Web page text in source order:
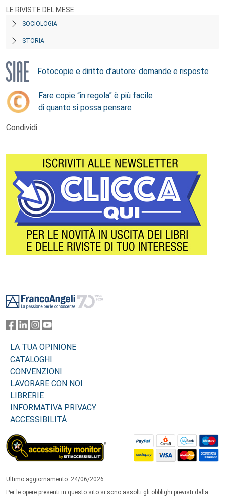
LE RIVISTE DEL MESE
SOCIOLOGIA
STORIA
Fotocopie e diritto d’autore: domande e risposte
Fare copie “in regola” è più facile
di quanto si possa pensare
Condividi :
LA TUA OPINIONE
CATALOGHI
CONVENZIONI
LAVORARE CON NOI
LIBRERIE
INFORMATIVA PRIVACY
ACCESSIBILITÁ
Ultimo aggiornamento: 24/06/2026
Per le opere presenti in questo sito si sono assolti gli obblighi previsti dalla